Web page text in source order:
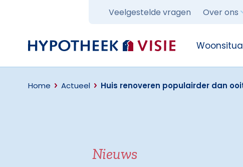
Veelgestelde vragen Over ons
Terug naar home
Home Actueel Huis renoveren populairder dan
Nieuws